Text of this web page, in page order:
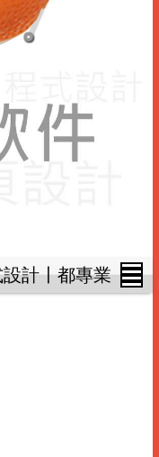
計〡都專業